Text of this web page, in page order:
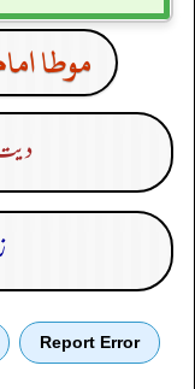
موطا
Report Error